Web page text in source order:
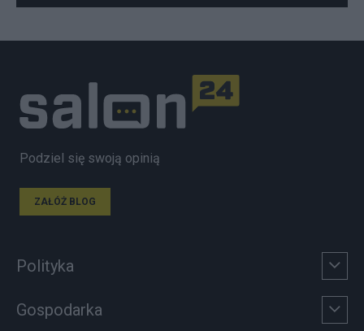
Podziel się swoją opinią
ZAŁÓŻ BLOG
Polityka
Gospodarka